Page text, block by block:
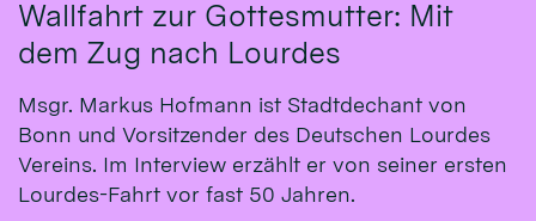
Wallfahrt zur Gottesmutter: Mit
dem Zug nach Lourdes
Msgr. Markus Hofmann ist Stadtdechant von
Bonn und Vorsitzender des Deutschen Lourdes
Vereins. Im Interview erzählt er von seiner ersten
Lourdes-Fahrt vor fast 50 Jahren.